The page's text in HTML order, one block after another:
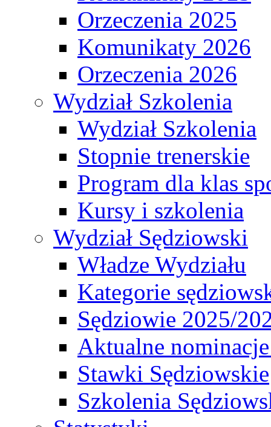
Orzeczenia 2025
Komunikaty 2026
Orzeczenia 2026
Wydział Szkolenia
Wydział Szkolenia
Stopnie trenerskie
Program dla klas
Kursy i szkolenia
Wydział Sędziowski
Władze Wydziału
Kategorie
Sędziowie 2025/
Aktualne
Stawki Sędziowskie
Szkolenia